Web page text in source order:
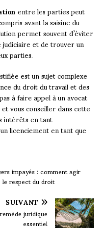
entre les parties peut
avant la saisine du
permet souvent d’éviter
et de trouver un
parties.
est un sujet complexe
du droit du travail et des
à faire appel à un avocat
vous conseiller dans cette
en tant
licenciement en tant que
impayés : comment agir
respect du droit
SUIVANT
juridique
essentiel